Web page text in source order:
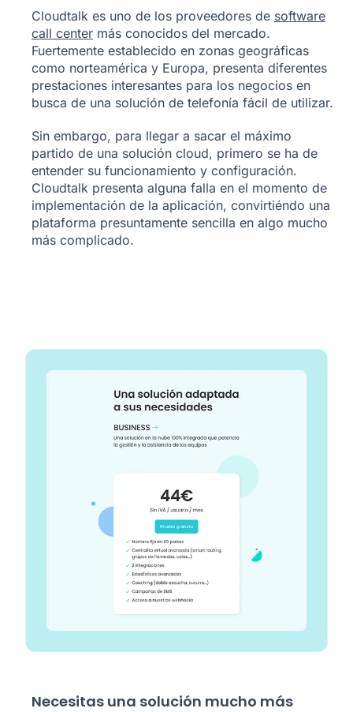
Cloudtalk es uno de los proveedores de software
call center más conocidos del mercado.
Fuertemente establecido en zonas geográficas
como norteamérica y Europa, presenta diferentes
prestaciones interesantes para los negocios en
busca de una solución de telefonía fácil de utilizar.
Sin embargo, para llegar a sacar el máximo
partido de una solución cloud, primero se ha de
entender su funcionamiento y configuración.
Cloudtalk presenta alguna falla en el momento de
implementación de la aplicación, convirtiéndo una
plataforma presuntamente sencilla en algo mucho
más complicado.
Necesitas una solución mucho más